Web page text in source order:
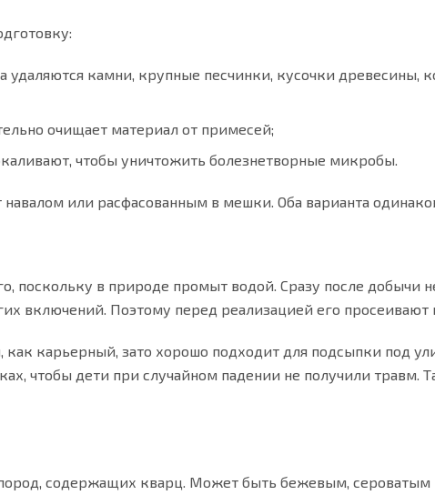
удаляются камни, крупные песчинки, кусочки древесины,
очищает материал от примесей;
чтобы уничтожить болезнетворные микробы.
или расфасованным в мешки. Оба варианта
поскольку в природе промыт водой. Сразу после добычи
включений. Поэтому перед реализацией его просеивают
как карьерный, зато хорошо подходит для подсыпки под
чтобы дети при случайном падении не получили травм.
пород, содержащих кварц. Может быть бежевым,